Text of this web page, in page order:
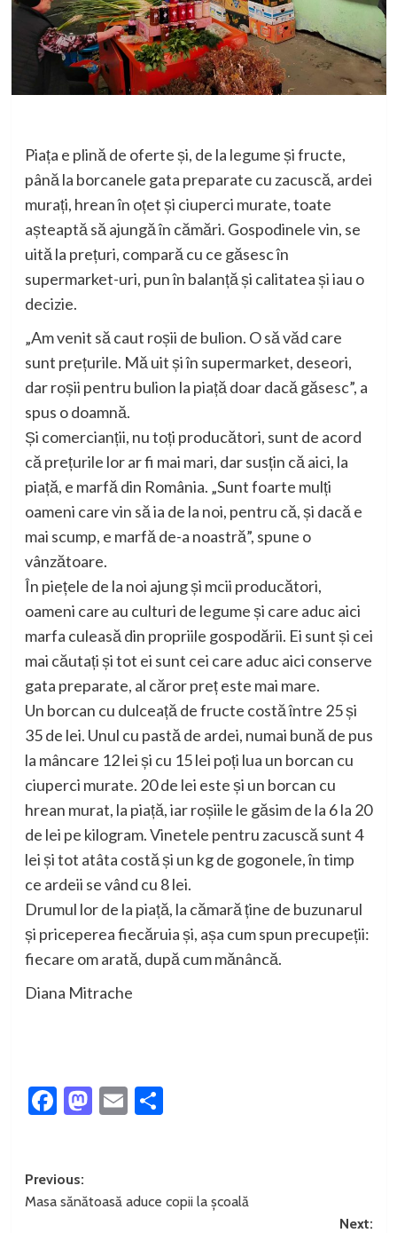
Piața e plină de oferte și, de la legume și fructe,
până la borcanele gata preparate cu zacuscă, ardei
murați, hrean în oțet și ciuperci murate, toate
așteaptă să ajungă în cămări. Gospodinele vin, se
uită la prețuri, compară cu ce găsesc în
supermarket-uri, pun în balanță și calitatea și iau o
decizie.
„Am venit să caut roșii de bulion. O să văd care
sunt prețurile. Mă uit și în supermarket, deseori,
dar roșii pentru bulion la piață doar dacă găsesc”, a
spus o doamnă.
Și comercianții, nu toți producători, sunt de acord
că prețurile lor ar fi mai mari, dar susțin că aici, la
piață, e marfă din România. „Sunt foarte mulți
oameni care vin să ia de la noi, pentru că, și dacă e
mai scump, e marfă de-a noastră”, spune o
vânzătoare.
În piețele de la noi ajung și mcii producători,
oameni care au culturi de legume și care aduc aici
marfa culeasă din propriile gospodării. Ei sunt și cei
mai căutați și tot ei sunt cei care aduc aici conserve
gata preparate, al căror preț este mai mare.
Un borcan cu dulceață de fructe costă între 25 și
35 de lei. Unul cu pastă de ardei, numai bună de pus
la mâncare 12 lei și cu 15 lei poți lua un borcan cu
ciuperci murate. 20 de lei este și un borcan cu
hrean murat, la piață, iar roșiile le găsim de la 6 la 20
de lei pe kilogram. Vinetele pentru zacuscă sunt 4
lei și tot atâta costă și un kg de gogonele, în timp
ce ardeii se vând cu 8 lei.
Drumul lor de la piață, la cămară ține de buzunarul
și priceperea fiecăruia și, așa cum spun precupeții:
fiecare om arată, după cum mănâncă.
Diana Mitrache
Facebook
Mastodon
EmailPartajează
Post
navigation
Previous:
Masa sănătoasă aduce copii la școală
Next: